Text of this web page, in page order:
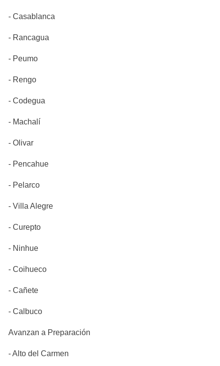
- Casablanca
- Rancagua
- Peumo
- Rengo
- Codegua
- Machalí
- Olivar
- Pencahue
- Pelarco
- Villa Alegre
- Curepto
- Ninhue
- Coihueco
- Cañete
- Calbuco
Avanzan a Preparación
- Alto del Carmen